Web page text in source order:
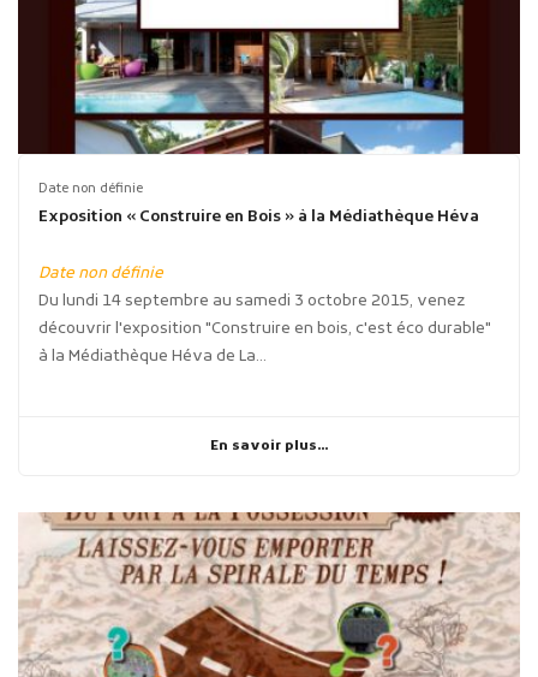
Date non définie
Exposition « Construire en Bois » à la Médiathèque Héva
Date non définie
Du lundi 14 septembre au samedi 3 octobre 2015, venez
découvrir l'exposition "Construire en bois, c'est éco durable"
à la Médiathèque Héva de La...
En savoir plus...